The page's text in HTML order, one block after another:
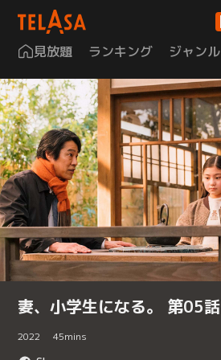
見放題 ランキング ジャンル
妻、小学生になる。 第05話
2022 45mins